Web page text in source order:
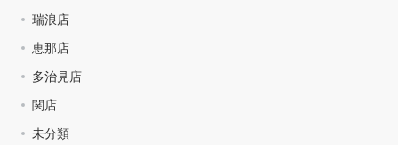
瑞浪店
恵那店
多治見店
関店
未分類